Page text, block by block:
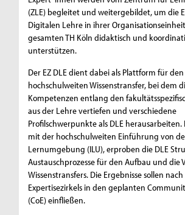
(ZLE) begleitet und weitergebildet, um die
Digitalen Lehre in ihrer
gesamten TH Köln didaktisch und
unterstützen.
Der EZ DLE dient dabei als Plattform für den
hochschulweiten Wissenstransfer, bei dem
Kompetenzen entlang den
aus der Lehre vertiefen und verschiedene
Profilschwerpunkte als DLE
mit der hochschulweiten Einführung von
Lernumgebung (ILU), erproben die DLE
Austauschprozesse für den Aufbau und die
Wissenstransfers. Die Ergebnisse sollen
Expertisezirkels in den geplanten
(CoE) einfließen.